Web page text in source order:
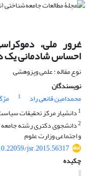
غرور ملی،
احساس شادمانی یک دیدگاه
نوع مقاله : علمی وپزوهشی
نویسندگان
محمدامین قانعی راد
1
1 دانشیار مرکز تحقیقات
2دانشجوی دکتری رشته
و اجتماعی وزارت علوم
jsr.2015.56317
چکیده